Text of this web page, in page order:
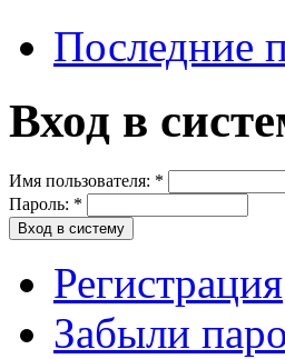
Последние
Вход в
Имя пользователя: *
Пароль: *
Регистрация
Забыли